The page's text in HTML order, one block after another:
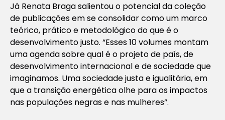
Já Renata Braga salientou o potencial da coleção
de publicações em se consolidar como um marco
teórico, prático e metodológico do que é o
desenvolvimento justo. “Esses 10 volumes montam
uma agenda sobre qual é o projeto de país, de
desenvolvimento internacional e de sociedade que
imaginamos. Uma sociedade justa e igualitária, em
que a transição energética olhe para os impactos
nas populações negras e nas mulheres”.